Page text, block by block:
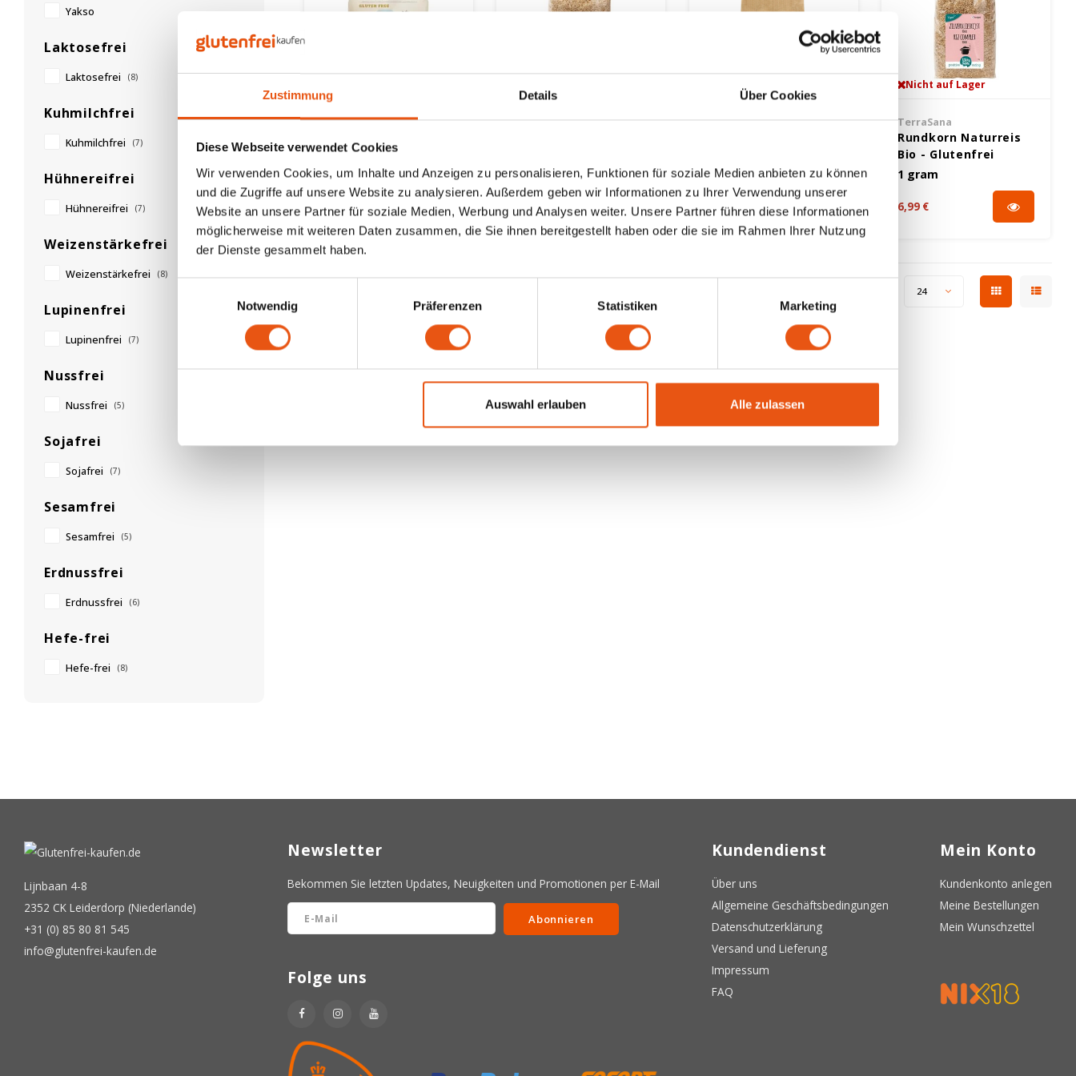
Zustimmung Details Über Cookies
Diese Webseite verwendet Cookies
Wir verwenden Cookies, um Inhalte und Anzeigen zu personalisieren, Funktionen für soziale Medien anbieten zu können
und die Zugriffe auf unsere Website zu analysieren. Außerdem geben wir Informationen zu Ihrer Verwendung unserer
Website an unsere Partner für soziale Medien, Werbung und Analysen weiter. Unsere Partner führen diese Informationen
möglicherweise mit weiteren Daten zusammen, die Sie ihnen bereitgestellt haben oder die sie im Rahmen Ihrer Nutzung
der Dienste gesammelt haben.
Notwendig
Präferenzen Statistiken Marketing
Auswahl erlauben Alle zulassen
Yakso
Laktosefrei
Laktosefrei (8)
Kuhmilchfrei
Kuhmilchfrei (7)
Hühnereifrei
Hühnereifrei (7)
Weizenstärkefrei
Weizenstärkefrei (8)
Lupinenfrei
Lupinenfrei (7)
Nussfrei
Nussfrei (5)
Sojafrei
Sojafrei (7)
Sesamfrei
Sesamfrei (5)
Erdnussfrei
Erdnussfrei (6)
Hefe-frei
Hefe-frei (8)
Doves Farm
Fusilli Bio 500 Gramm
- Glutenfrei
500 gram
4,25 €
TerraSana
1 gram
6,99 €
Lisa's Choice
450 gram
4,19 €
Nicht auf Lager
TerraSana
Rundkorn Naturreis
Bio - Glutenfrei
1 gram
6,99 €
24
Lijnbaan 4-8
2352 CK Leiderdorp (Niederlande)
+31 (0) 85 80 81 545
info@glutenfrei-kaufen.de
Newsletter
Bekommen Sie letzten Updates, Neuigkeiten und Promotionen per E-Mail
Abonnieren
Folge uns
Kundendienst
Über uns
Allgemeine Geschäftsbedingungen
Datenschutzerklärung
Versand und Lieferung
Impressum
FAQ
Mein Konto
Kundenkonto anlegen
Meine Bestellungen
Mein Wunschzettel